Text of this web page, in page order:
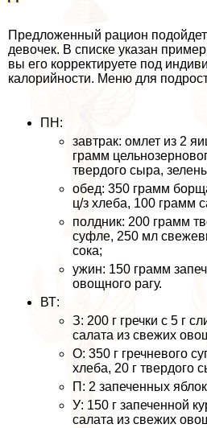
Предложенный рацион
девочек. В списке указан
вы его корректируете под
калорийности. Меню для
ПН:
завтpaк: омлет из 2
грамм
твердого сыра,
обед: 350 грамм
ц/з хлеба, 100 грамм
полдник: 200 грамм
суфле, 250 мл
сока;
ужин: 150 грамм
овощного рагу.
ВТ:
З: 200 г гречки с 5 г
салата из свежих
О: 350 г гречневого
хлеба, 20 г твердого
П: 2 запеченных
У: 150 г запеченной
салата из свежих